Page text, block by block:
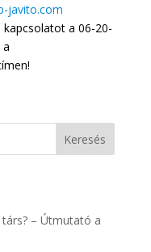
javito.com
a 06-20-
– Útmutató a